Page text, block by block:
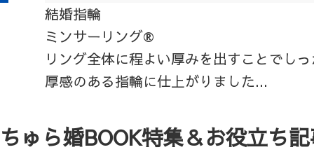
結婚指輪
ミンサーリング®
リング全体に程よい厚みを出すことでし
厚感のある指輪に仕上がりました...
ちゅら婚BOOK特集＆お役立ち